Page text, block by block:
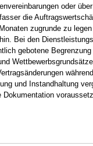
oder
die
zugrunde zu
Bei den
gebotene
und Instandhaltung
Dokumentation